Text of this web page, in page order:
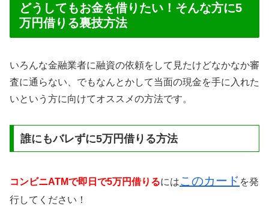
どうしてもお金を借りたい！そんな方に5
万円借りる裏技方法
いろんな金融業者に融資の依頼をして見たけどなかなか審
査に通らない、でもなんとかして当面の現金を手に入れた
いという方に向けてオススメの方法です。
誰にもバレずに5万円借りる方法
コンビニATMで即日で5万円借りるにはこのカード を発
行してください！